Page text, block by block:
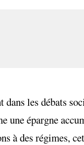
les débats
épargne
des régimes,